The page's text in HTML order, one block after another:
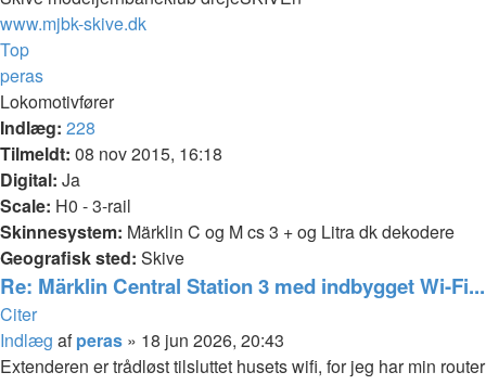
www.mjbk-skive.dk
Top
peras
Lokomotivfører
Indlæg: 228
Tilmeldt: 08 nov 2015, 16:18
Digital: Ja
Scale: H0 - 3-rail
Skinnesystem: Märklin C og M cs 3 + og Litra dk dekodere
Geografisk sted: Skive
Re: Märklin Central Station 3 med indbygget Wi-Fi...
Citer
Indlæg afperas » 18 jun 2026, 20:43
Extenderen er trådløst tilsluttet husets wifi, for jeg har min router